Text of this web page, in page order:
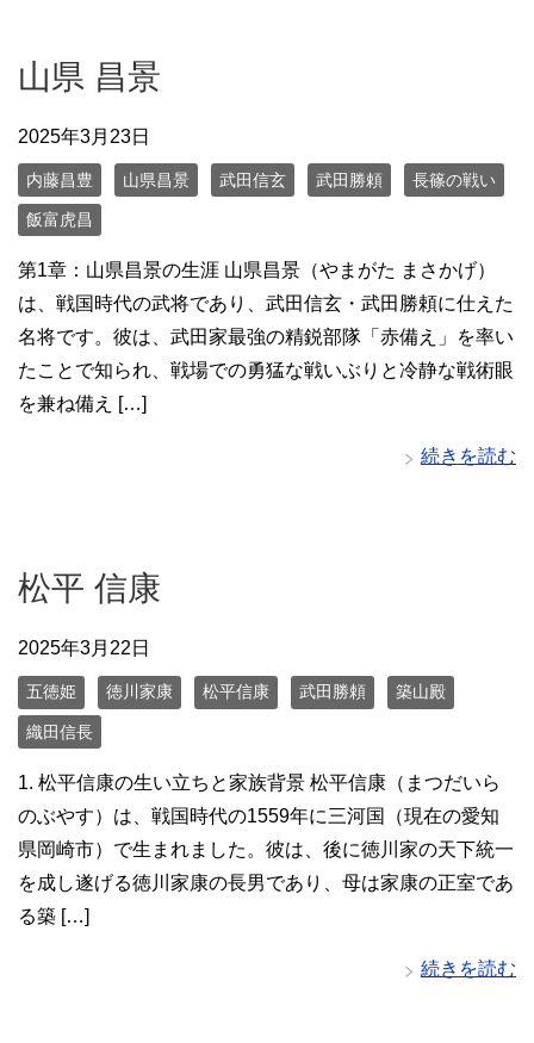
山県 昌景
2025年3月23日
内藤昌豊 山県昌景 武田信玄 武田勝頼 長篠の戦い
飯富虎昌
第1章：山県昌景の生涯 山県昌景（やまがた まさかげ）
は、戦国時代の武将であり、武田信玄・武田勝頼に仕えた
名将です。彼は、武田家最強の精鋭部隊「赤備え」を率い
たことで知られ、戦場での勇猛な戦いぶりと冷静な戦術眼
を兼ね備え […]
続きを読む
松平 信康
2025年3月22日
五徳姫 徳川家康 松平信康 武田勝頼 築山殿
織田信長
1. 松平信康の生い立ちと家族背景 松平信康（まつだいら
のぶやす）は、戦国時代の1559年に三河国（現在の愛知
県岡崎市）で生まれました。彼は、後に徳川家の天下統一
を成し遂げる徳川家康の長男であり、母は家康の正室であ
る築 […]
続きを読む